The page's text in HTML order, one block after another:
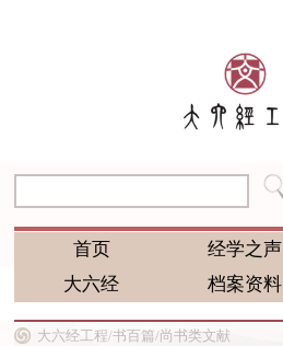
首页 经学之声
大六经
档案资料
大六经工程/书百篇/尚书类文献